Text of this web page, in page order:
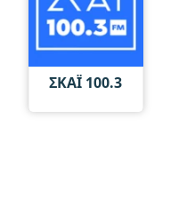
ΣΚΑΪ 100.3